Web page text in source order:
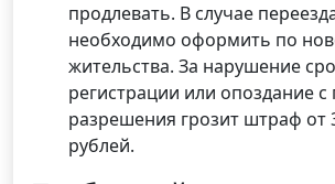
продлевать. В случае
необходимо оформить по
жительства. За нарушение
регистрации или опоздание
разрешения грозит штраф от
рублей.